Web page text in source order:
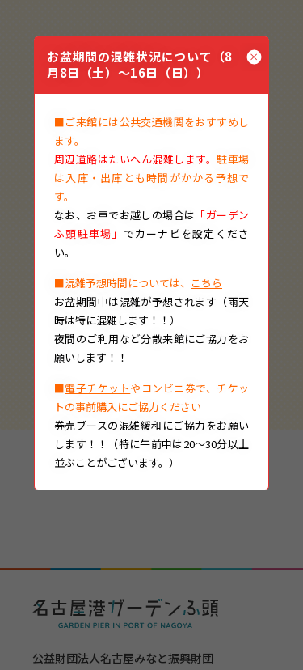
公益財団法人名古屋みなと振興財団
お盆期間の混雑状況について（8
月8日（土）～16日（日））
■ご来館には公共交通機関をおすすめし
ます。
周辺道路はたいへん混雑します。駐車場
は入庫・出庫とも時間がかかる予想で
す。
なお、 お車でお越しの場合は 「ガーデン
ふ頭駐車場」 でカーナビを設定くださ
い。
■混雑予想時間については、 こちら
お盆期間中は混雑が予想されます（雨天
時は特に混雑します！！）
夜間のご利用など分散来館にご協力をお
願いします！！
■電子チケットやコンビニ券で、チケッ
トの事前購入にご協力ください
券売ブースの混雑緩和にご協力をお願い
します！！（特に午前中は20～30分以上
並ぶことがございます。）